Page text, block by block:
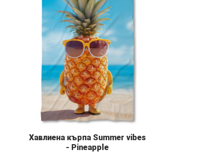
Хавлиена кърпа Summer vibes
- Pineapple